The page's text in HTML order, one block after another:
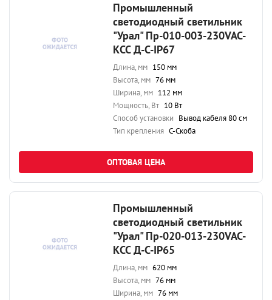
Промышленный
светодиодный светильник
"Урал" Пр-010-003-230VAC-
КСС Д-С-IP67
Длина, мм 150 мм
Высота, мм 76 мм
Ширина, мм 112 мм
Мощность, Вт 10 Вт
Способ установки Вывод кабеля 80 см
Тип крепления С-Скоба
ОПТОВАЯ ЦЕНА
Промышленный
светодиодный светильник
"Урал" Пр-020-013-230VAC-
КСС Д-С-IP65
Длина, мм 620 мм
Высота, мм 76 мм
Ширина, мм 76 мм